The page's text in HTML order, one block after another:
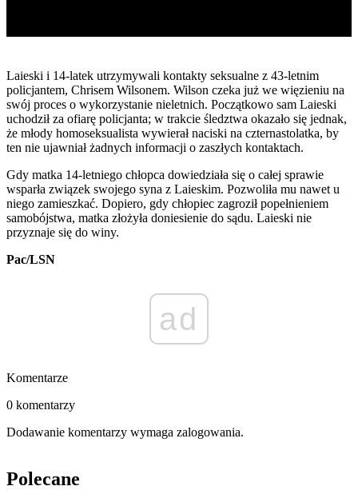
Laieski i 14-latek utrzymywali kontakty seksualne z 43-letnim
policjantem, Chrisem Wilsonem. Wilson czeka już we więzieniu na
swój proces o wykorzystanie nieletnich. Początkowo sam Laieski
uchodził za ofiarę policjanta; w trakcie śledztwa okazało się jednak,
że młody homoseksualista wywierał naciski na czternastolatka, by
ten nie ujawniał żadnych informacji o zaszłych kontaktach.
Gdy matka 14-letniego chłopca dowiedziała się o całej sprawie
wsparła związek swojego syna z Laieskim. Pozwoliła mu nawet u
niego zamieszkać. Dopiero, gdy chłopiec zagroził popełnieniem
samobójstwa, matka złożyła doniesienie do sądu. Laieski nie
przyznaje się do winy.
Pac/LSN
ad
Komentarze
0 komentarzy
Dodawanie komentarzy wymaga zalogowania.
Polecane